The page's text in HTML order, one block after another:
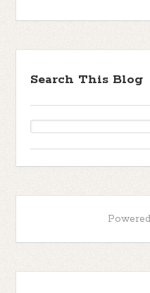
Search This Blog